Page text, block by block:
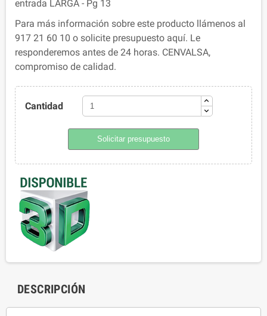
entrada LARGA - Pg 13
Para más información sobre este producto llámenos al
917 21 60 10 o solicite presupuesto aquí. Le
responderemos antes de 24 horas. CENVALSA,
compromiso de calidad.
Cantidad
Solicitar presupuesto
DESCRIPCIÓN